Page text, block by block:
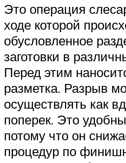
Это операция
ходе которой
обусловленное
заготовки в
Перед этим
разметка. Разрыв
осуществлять как
поперек. Это
потому что он
процедур по